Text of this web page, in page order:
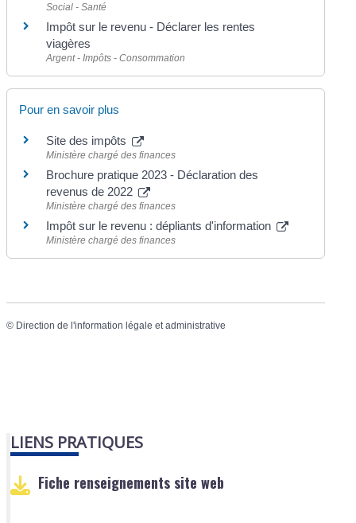
Social - Santé
Impôt sur le revenu - Déclarer les rentes
viagères
Argent - Impôts - Consommation
Pour en savoir plus
Site des impôts
Ministère chargé des finances
Brochure pratique 2023 - Déclaration des
revenus de 2022
Ministère chargé des finances
Impôt sur le revenu : dépliants d'information
Ministère chargé des finances
© Direction de l'information légale et administrative
LIENS PRATIQUES
Fiche renseignements site web